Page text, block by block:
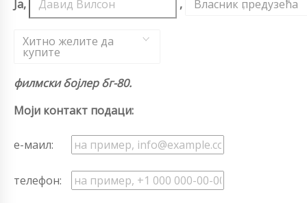
Ја, , Власник предузећа
,
Хитно желите да
купите
филмски бојлер бг-80.
Моји контакт подаци:
е-маил:
телефон: